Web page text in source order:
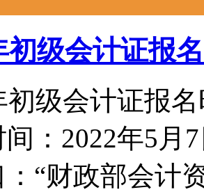
初级会计证报
初级会计证报
：2022年5月
“财政部会计